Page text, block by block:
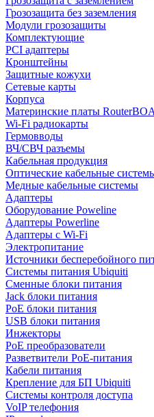
Грозозащита без заземления
Модули грозозащиты
Комплектующие
PCI адаптеры
Кронштейны
Защитные кожухи
Сетевые карты
Корпуса
Материнские платы
Wi-Fi радиокарты
Гермовводы
ВЧ/СВЧ разъемы
Кабельная продукция
Оптические кабельные
Медные кабельные системы
Адаптеры
Оборудование Poweline
Адаптеры Powerline
Адаптеры с Wi-Fi
Электропитание
Источники бесперебойного
Системы питания Ubiquiti
Сменные блоки питания
Jack блоки питания
PoE блоки питания
USB блоки питания
Инжекторы
PoE преобразователи
Разветвители PoE-питания
Кабели питания
Крепление для БП Ubiquiti
Системы контроля доступа
VoIP телефония